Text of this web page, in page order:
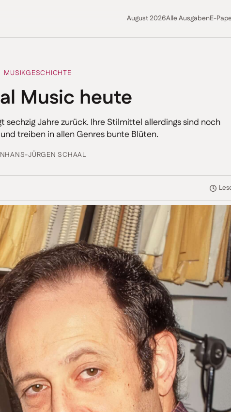
August 2026Alle AusgabenE-
MUSIKGESCHICHTE
Music heute
sechzig Jahre zurück. Ihre Stilmittel allerdings sind noch
treiben in allen Genres bunte Blüten.
HANS-JÜRGEN SCHAAL